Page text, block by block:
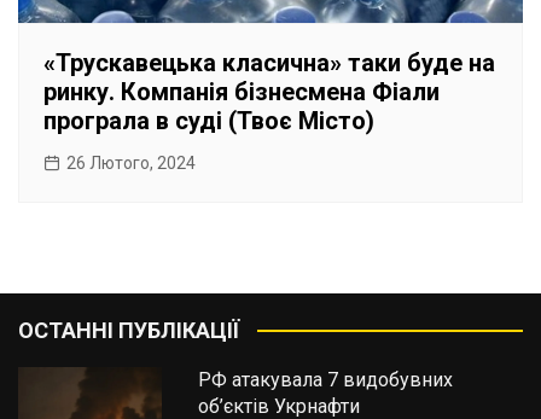
«Трускавецька класична» таки буде на
ринку. Компанія бізнесмена Фіали
програла в суді (Твоє Місто)
26 Лютого, 2024
ОСТАННІ ПУБЛІКАЦІЇ
РФ атакувала 7 видобувних
об’єктів Укрнафти